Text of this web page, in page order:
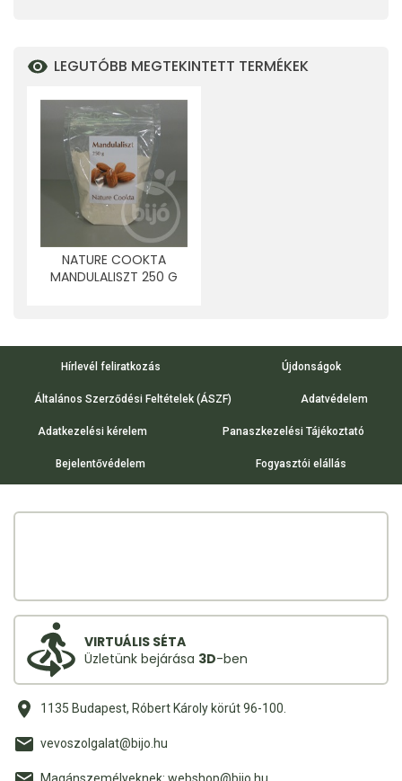
LEGUTÓBB MEGTEKINTETT TERMÉKEK
NATURE COOKTA
MANDULALISZT 250 G
Hírlevél feliratkozás Újdonságok
Általános Szerződési Feltételek (ÁSZF) Adatvédelem
Adatkezelési kérelem Panaszkezelési Tájékoztató
Bejelentővédelem Fogyasztói elállás
VIRTUÁLIS SÉTA
Üzletünk bejárása 3D-ben
1135 Budapest, Róbert Károly körút 96-100.
vevoszolgalat@bijo.hu